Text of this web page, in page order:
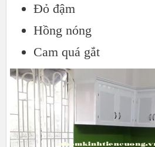
Đỏ đậm
Hồng nóng
Cam quá gắt